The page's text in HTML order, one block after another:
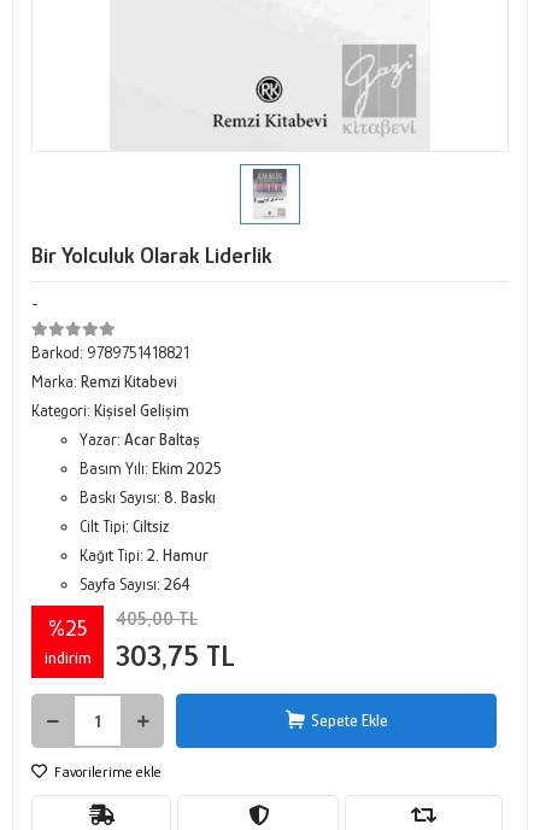
Bir Yolculuk Olarak Liderlik
-
Barkod: 9789751418821
Marka: Remzi Kitabevi
Kategori: Kişisel Gelişim
Yazar: Acar Baltaş
Basım Yılı: Ekim 2025
Baskı Sayısı: 8. Baskı
Cilt Tipi: Ciltsiz
Kağıt Tipi: 2. Hamur
Sayfa Sayısı: 264
%25
indirim
405,00 TL
303,75 TL
Sepete Ekle
Favorilerime ekle